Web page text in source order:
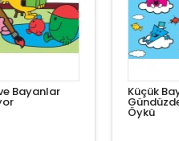
Bayanlar Küçük
Öykü